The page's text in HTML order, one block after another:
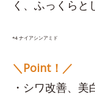
く、ふっくらと
*4 ナイアシンアミド
＼Point！／
・シワ改善、